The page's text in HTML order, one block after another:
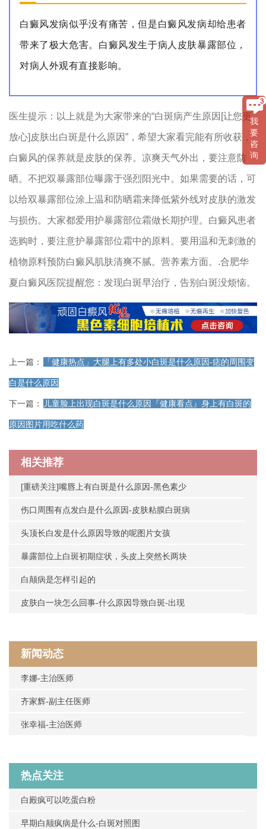
白癜风发病似乎没有痛苦，但是白癜风发病却给患者
带来了极大危害。白癜风发生于病人皮肤暴露部位，
对病人外观有直接影响。
医生提示：以上就是为大家带来的“白斑病产生原因[让您更
放心]皮肤出白斑是什么原因”，希望大家看完能有所收获，
白癜风的保养就是皮肤的保养。凉爽天气外出，要注意防
晒。不把双暴露部位曝露于强烈阳光中。如果需要的话，可
以给双暴露部位涂上温和防晒霜来降低紫外线对皮肤的激发
与损伤。大家都爱用护暴露部位霜做长期护理。白癜风患者
选购时，要注意护暴露部位霜中的原料。要用温和无刺激的
植物原料预防白癜风肌肤清爽不腻。营养素方面。.合肥华
夏白癜风医院提醒您：发现白斑早治疗，告别白斑没烦恼。
上一篇： 「健康热点」大腿上有多处小白斑是什么原因-痣的周围变
白是什么原因
下一篇： 儿童脸上出现白斑是什么原因『健康看点』身上有白斑的
原因图片用吃什么药
相关推荐
[重磅关注]嘴唇上有白斑是什么原因-黑色素少
伤口周围有点发白是什么原因-皮肤粘膜白斑病
头顶长白发是什么原因导致的呢图片女孩
暴露部位上白斑初期症状，头皮上突然长两块
白颠病是怎样引起的
皮肤白一块怎么回事-什么原因导致白斑-出现
新闻动态
李娜-主治医师
齐家辉-副主任医师
张幸福-主治医师
热点关注
白殿疯可以吃蛋白粉
早期白颠疯病是什么-白斑对照图
我
要
咨
询